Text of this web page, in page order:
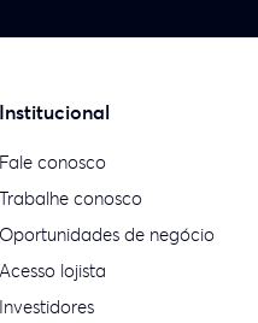
Institucional
Fale conosco
Trabalhe conosco
Oportunidades de negócio
Acesso lojista
Investidores